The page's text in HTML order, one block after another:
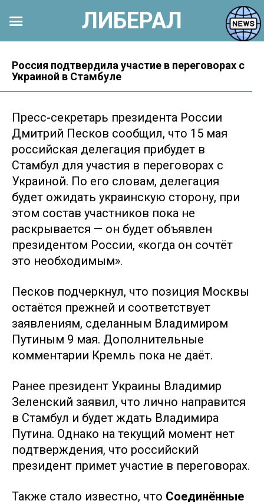
контенту
Россия подтвердила участие в переговорах с
Украиной в Стамбуле
Пресс-секретарь президента России
Дмитрий Песков сообщил, что 15 мая
российская делегация прибудет в
Стамбул для участия в переговорах с
Украиной. По его словам, делегация
будет ожидать украинскую сторону, при
этом состав участников пока не
раскрывается — он будет объявлен
президентом России, «когда он сочтёт
это необходимым».
Песков подчеркнул, что позиция Москвы
остаётся прежней и соответствует
заявлениям, сделанным Владимиром
Путиным 9 мая. Дополнительные
комментарии Кремль пока не даёт.
Ранее президент Украины Владимир
Зеленский заявил, что лично направится
в Стамбул и будет ждать Владимира
Путина. Однако на текущий момент нет
подтверждения, что российский
президент примет участие в переговорах.
Также стало известно, что Соединённые
ЛИБЕРАЛ